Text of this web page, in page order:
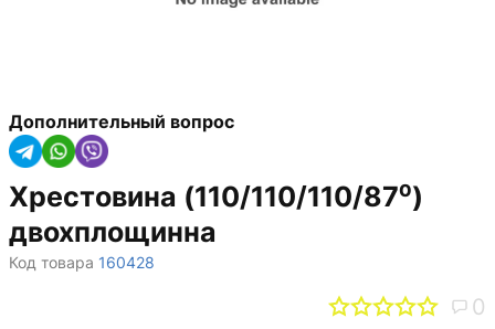
Дополнительный вопрос
Хрестовина (110/110/110/87⁰)
двохплощинна
Код товара 160428
0